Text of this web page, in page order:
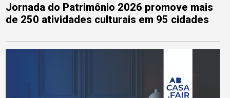
Jornada do Patrimônio 2026 promove mais
de 250 atividades culturais em 95 cidades